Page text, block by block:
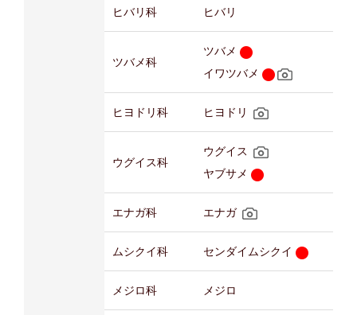
ヒバリ科 ヒバリ
ツバメ科
ツバメ
イワツバメ
ヒヨドリ科 ヒヨドリ
ウグイス科
ウグイス
ヤブサメ
エナガ科 エナガ
ムシクイ科 センダイムシクイ
メジロ科 メジロ